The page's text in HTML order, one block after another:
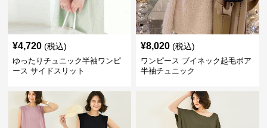
¥4,720 (税込)
ゆったりチュニック半袖ワンピ
ース サイドスリット
¥8,020 (税込)
ワンピース ブイネック起毛ボア
半袖チュニック